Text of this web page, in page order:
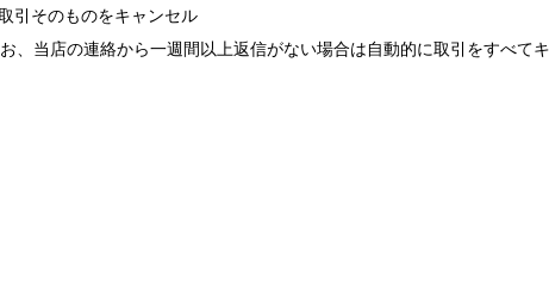
引そのものをキャンセル
、当店の連絡から一週間以上返信がない場合は自動的に取引をすべて